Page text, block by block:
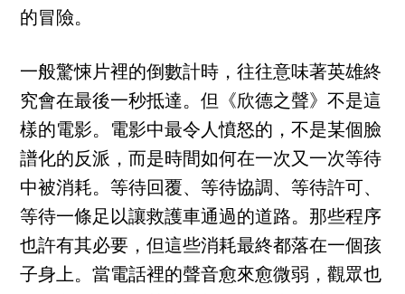
的冒險。
一般驚悚片裡的倒數計時，往往意味著英雄終
究會在最後一秒抵達。但《欣德之聲》不是這
樣的電影。電影中最令人憤怒的，不是某個臉
譜化的反派，而是時間如何在一次又一次等待
中被消耗。等待回覆、等待協調、等待許可、
等待一條足以讓救護車通過的道路。那些程序
也許有其必要，但這些消耗最終都落在一個孩
子身上。當電話裡的聲音愈來愈微弱，觀眾也